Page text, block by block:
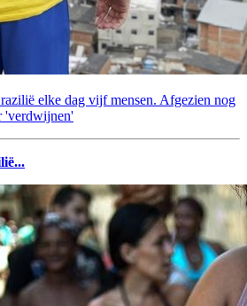
elke dag vijf mensen. Afgezien nog
'verdwijnen'